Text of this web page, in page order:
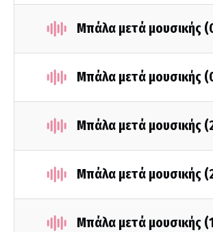
Μπάλα μετά μουσικής
Μπάλα μετά μουσικής
Μπάλα μετά μουσικής
Μπάλα μετά μουσικής
Μπάλα μετά μουσικής